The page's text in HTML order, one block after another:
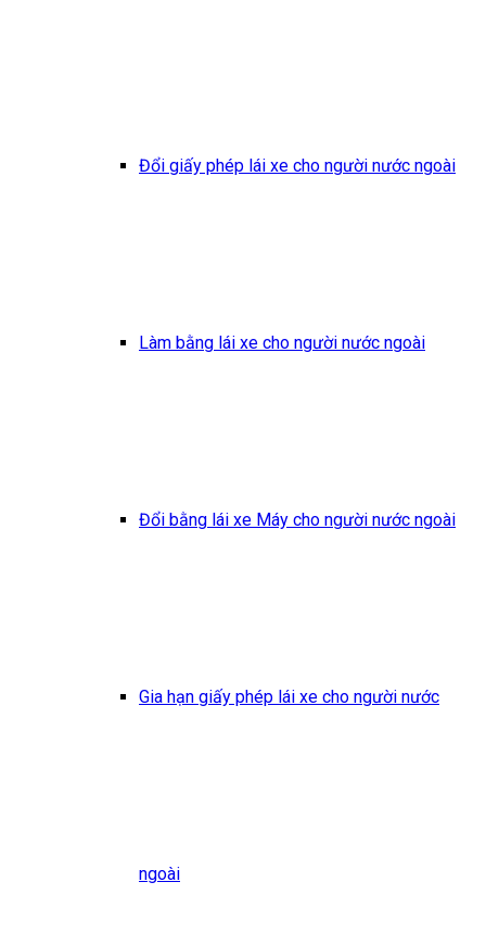
Đổi giấy phép lái xe cho người nước ngoài
Làm bằng lái xe cho người nước ngoài
Đổi bằng lái xe Máy cho người nước ngoài
Gia hạn giấy phép lái xe cho người nước
ngoài